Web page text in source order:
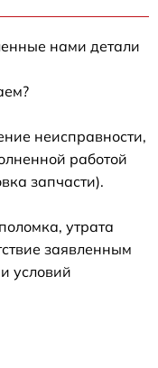
нами детали
неисправности,
работой
запчасти).
утрата
заявленным
условий